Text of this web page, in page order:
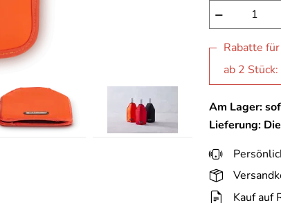
−
Rabatte
ab 2
Am Lager:
Lieferung:
Kauf auf